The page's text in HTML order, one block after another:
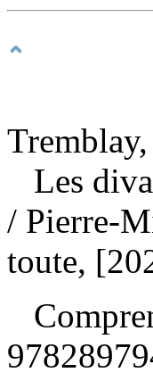
Les
/ Pierre-
toute,